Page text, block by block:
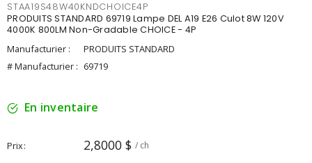
STAA19S48W40KNDCHOICE4P
PRODUITS STANDARD 69719 Lampe DEL A19 E26 Culot 8W 120V
4000K 800LM Non-Gradable CHOICE - 4P
Manufacturier :
PRODUITS STANDARD
# Manufacturier : 69719
En inventaire
Prix 2,8000 $ / ch